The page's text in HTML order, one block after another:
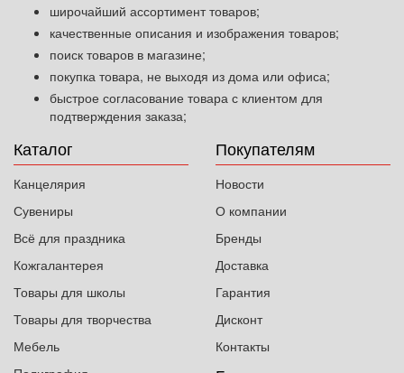
широчайший ассортимент товаров;
качественные описания и изображения товаров;
поиск товаров в магазине;
покупка товара, не выходя из дома или офиса;
быстрое согласование товара с клиентом для
подтверждения заказа;
Каталог
Канцелярия
Сувениры
Всё для праздника
Кожгалантерея
Товары для школы
Товары для творчества
Мебель
Покупателям
Новости
О компании
Бренды
Доставка
Гарантия
Дисконт
Контакты